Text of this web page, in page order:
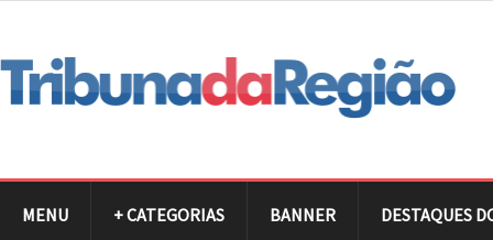
MENU + CATEGORIAS BANNER DESTAQUES